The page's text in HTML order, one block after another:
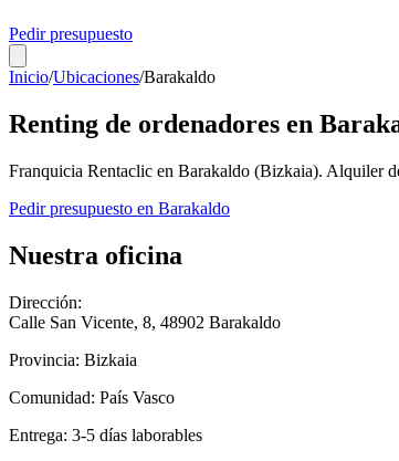
Pedir presupuesto
Inicio/Ubicaciones/Barakaldo
Renting de ordenadores en
Franquicia Rentaclic en Barakaldo (Bizkaia). Alquiler
Pedir presupuesto en Barakaldo
Nuestra oficina
Dirección:
Calle San Vicente, 8, 48902 Barakaldo
Provincia: Bizkaia
Comunidad: País Vasco
Entrega: 3-5 días laborables